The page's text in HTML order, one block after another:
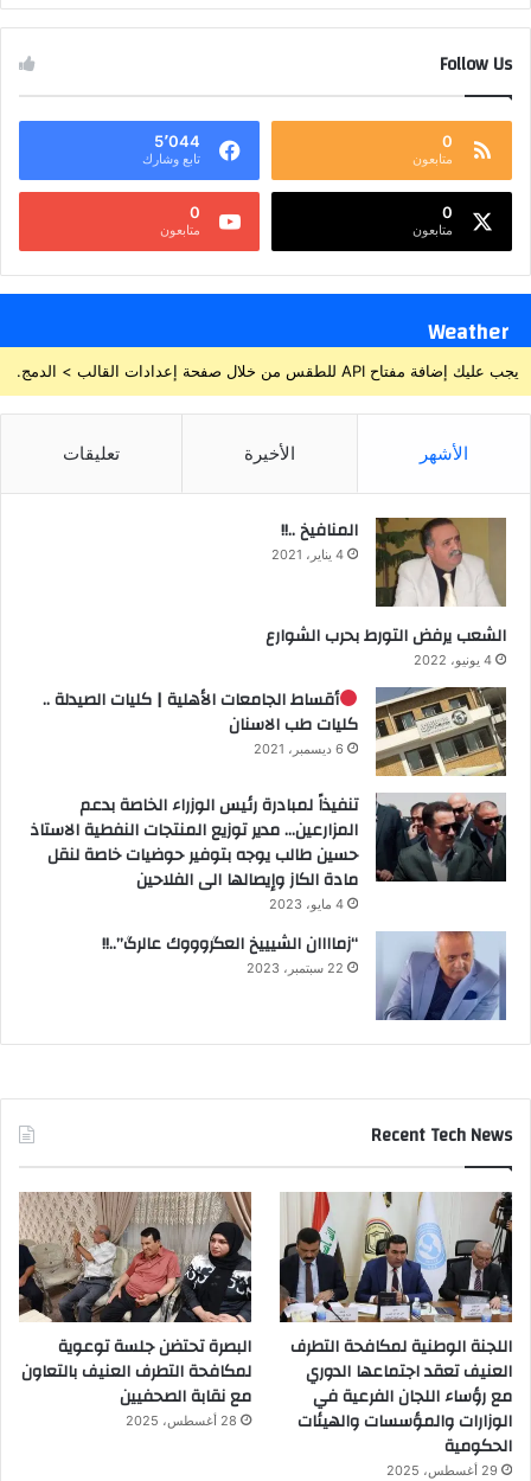
Follow Us
0
متابعون
5٬044
تابع وشارك
0
متابعون
0
متابعون
Weather
يجب عليك إضافة مفتاح API للطقس من خلال صفحة إعدادات القالب > الدمج.
الأشهر الأخيرة تعليقات
المنافيخ ..!!
4 يناير، 2021
الشعب يرفض التورط بحرب الشوارع
4 يونيو، 2022
أقساط الجامعات الأهلية | كليات الصيدلة ..
كليات طب الاسنان
6 ديسمبر، 2021
تنفيذاً لمبادرة رئيس الوزراء الخاصة بدعم
المزارعين… مدير توزيع المنتجات النفطية الاستاذ
حسين طالب يوجه بتوفير حوضيات خاصة لنقل
مادة الكاز وإيصالها الى الفلاحين
4 مايو، 2023
“زماااان الشيييخ العگروووك عالرگ”..!!
22 سبتمبر، 2023
Recent Tech News
اللجنة الوطنية لمكافحة التطرف
العنيف تعقد اجتماعها الدوري
مع رؤساء اللجان الفرعية في
الوزارات والمؤسسات والهيئات
الحكومية
29 أغسطس، 2025
البصرة تحتضن جلسة توعوية
لمكافحة التطرف العنيف بالتعاون
مع نقابة الصحفيين
28 أغسطس، 2025